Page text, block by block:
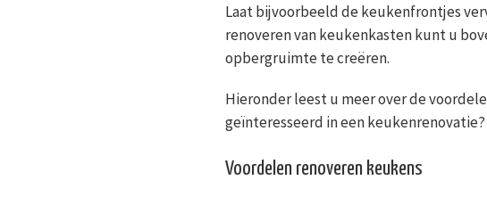
Laat bijvoorbeeld de keukenfrontjes
renoveren van keukenkasten kunt u
opbergruimte te creëren.
Hieronder leest u meer over de
geïnteresseerd in een keukenrenovatie?
Voordelen renoveren keukens